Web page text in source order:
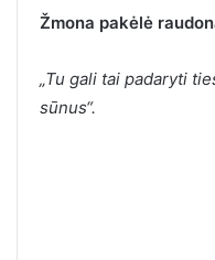
Žmona pakėlė
„Tu gali tai padaryti
sūnus“.